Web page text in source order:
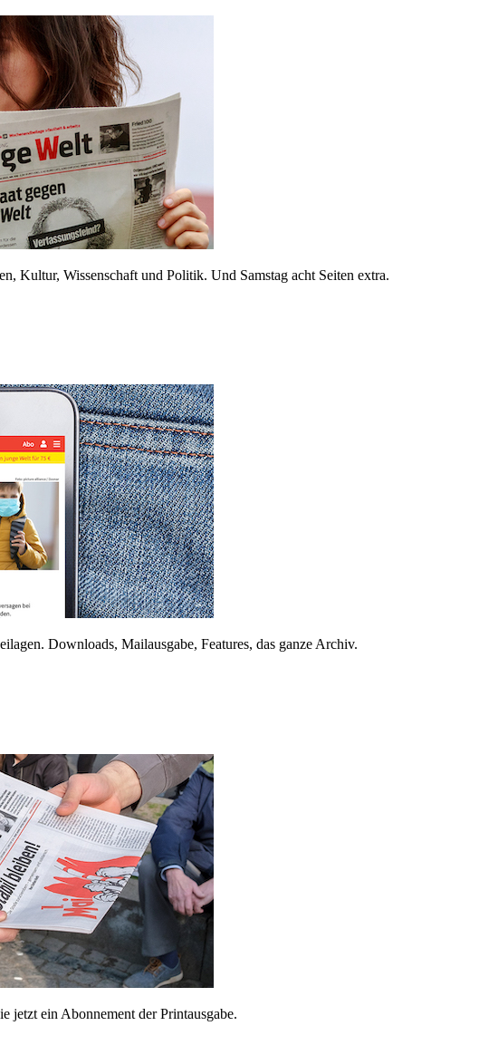
Kultur, Wissenschaft und Politik. Und Samstag acht Seiten extra.
Downloads, Mailausgabe, Features, das ganze Archiv.
jetzt ein Abonnement der Printausgabe.